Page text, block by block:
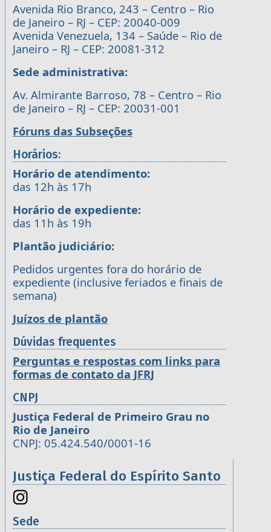
Avenida Rio Branco, 243 – Centro – Rio
de Janeiro – RJ – CEP: 20040-009
Avenida Venezuela, 134 – Saúde – Rio de
Janeiro – RJ – CEP: 20081-312
Sede administrativa:
Av. Almirante Barroso, 78 – Centro – Rio
de Janeiro – RJ – CEP: 20031-001
Fóruns das Subseções
Horários:
Horário de atendimento:
das 12h às 17h
Horário de expediente:
das 11h às 19h
Plantão judiciário:
Pedidos urgentes fora do horário de
expediente (inclusive feriados e finais de
semana)
Juízos de plantão
Dúvidas frequentes
Perguntas e respostas com links para
formas de contato da JFRJ
CNPJ
Justiça Federal de Primeiro Grau no
Rio de Janeiro
CNPJ: 05.424.540/0001-16
Justiça Federal do Espírito Santo
Sede